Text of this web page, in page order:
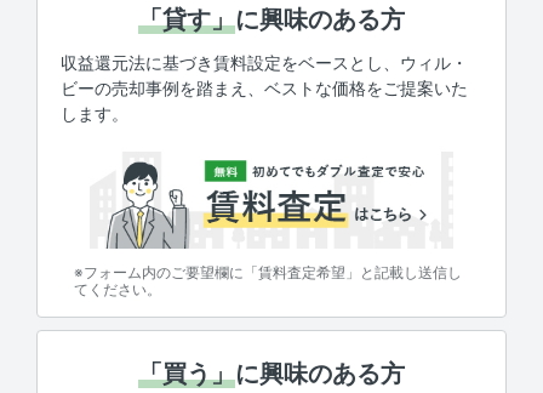
「貸す」に興味のある方
収益還元法に基づき賃料設定をベースとし、ウィル・
ビーの売却事例を踏まえ、ベストな価格をご提案いた
します。
※フォーム内のご要望欄に「賃料査定希望」と記載し送信し
てください。
「買う」に興味のある方